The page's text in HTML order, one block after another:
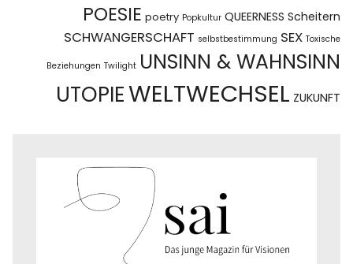
POESIE poetry Popkultur QUEERNESS Scheitern
SCHWANGERSCHAFT selbstbestimmung SEX Toxische
Beziehungen Twilight UNSINN & WAHNSINN
UTOPIEWELTWECHSEL ZUKUNFT